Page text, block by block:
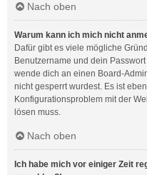
Nach oben
Warum kann ich mich nicht
Dafür gibt es viele mögliche
Benutzername und dein
wende dich an einen Board-
nicht gesperrt wurdest. Es ist
Konfigurationsproblem mit der
lösen muss.
Nach oben
Ich habe mich vor einiger Zeit